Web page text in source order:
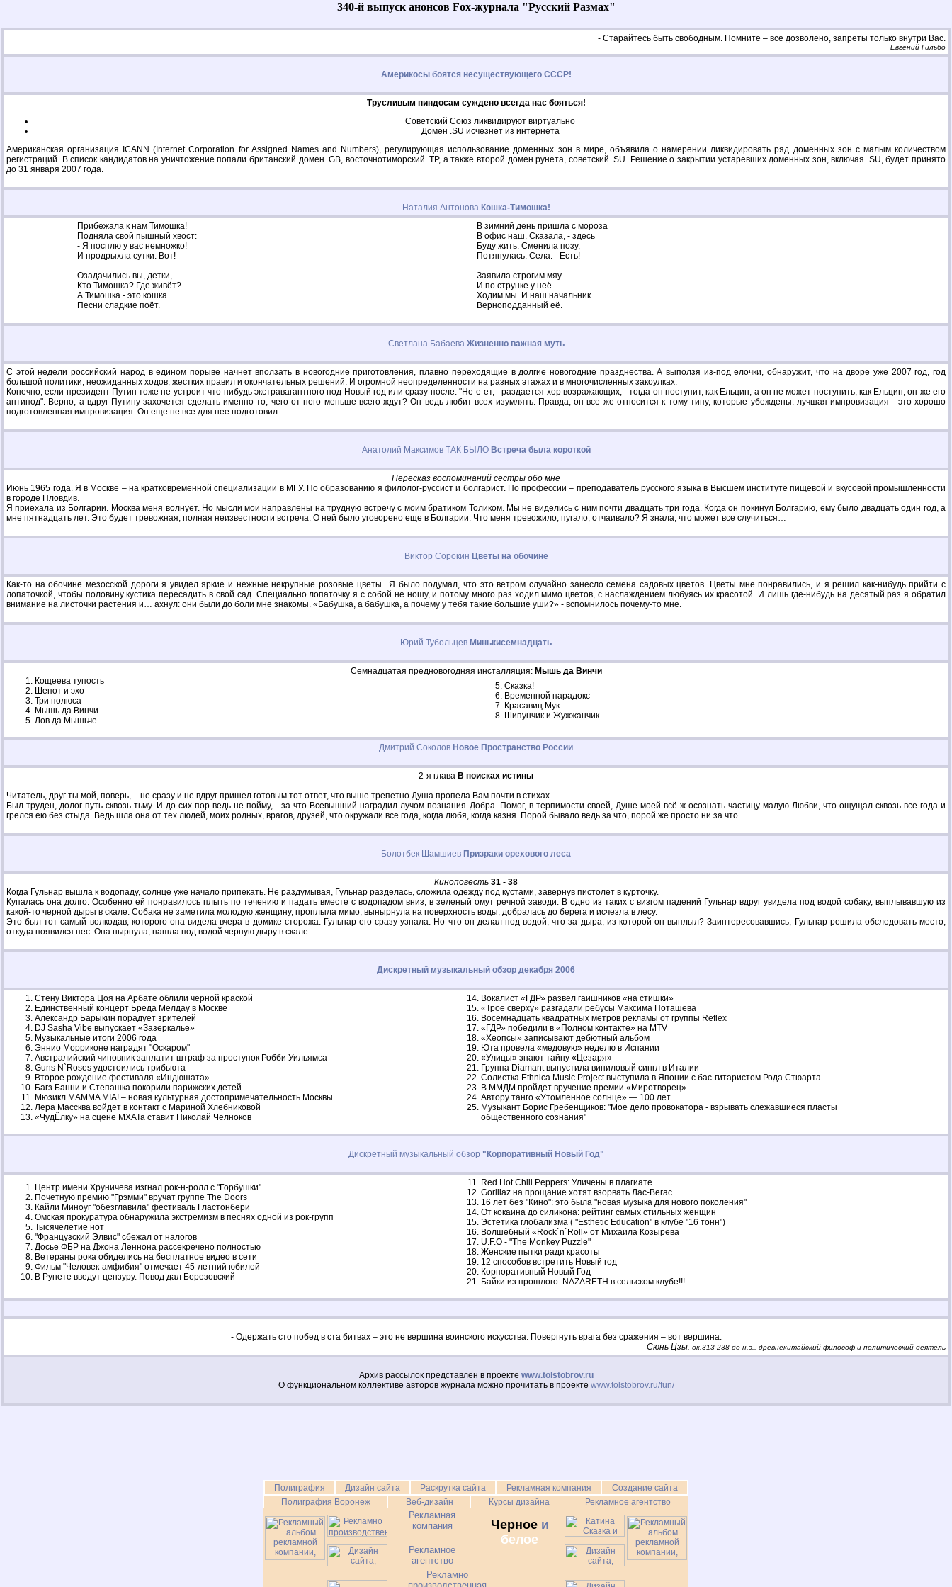
340-й выпуск анонсов Fox-журнала "Русский Размах"
- Старайтесь быть свободным. Помните – все дозволено, запреты только внутри Вас.
Евгений Гильбо
Америкосы боятся несуществующего СССР!
Трусливым пиндосам суждено всегда нас бояться!
Советский Союз ликвидируют виртуально
Домен .SU исчезнет из интернета
Американская организация ICANN (Internet Corporation for Assigned Names and Numbers), регулирующая использование доменных зон в мире, объявила о намерении ликвидировать ряд доменных зон с малым количеством
регистраций. В список кандидатов на уничтожение попали британский домен .GB, восточнотиморский .TP, а также второй домен рунета, советский .SU. Решение о закрытии устаревших доменных зон, включая .SU, будет принято
до 31 января 2007 года.
Наталия Антонова Кошка-Тимошка!
Прибежала к нам Тимошка!
Подняла свой пышный хвост:
- Я посплю у вас немножко!
И продрыхла сутки. Вот!
Озадачились вы, детки,
Кто Тимошка? Где живёт?
А Тимошка - это кошка.
Песни сладкие поёт.
В зимний день пришла с мороза
В офис наш. Сказала, - здесь
Буду жить. Сменила позу,
Потянулась. Села. - Есть!
Заявила строгим мяу.
И по струнке у неё
Ходим мы. И наш начальник
Верноподданный её.
Светлана Бабаева Жизненно важная муть
С этой недели российский народ в едином порыве начнет вползать в новогодние приготовления, плавно переходящие в долгие новогодние празднества. А выползя из-под елочки, обнаружит, что на дворе уже 2007 год, год
большой политики, неожиданных ходов, жестких правил и окончательных решений. И огромной неопределенности на разных этажах и в многочисленных закоулках.
Конечно, если президент Путин тоже не устроит что-нибудь экстравагантного под Новый год или сразу после. "Не-е-ет, - раздается хор возражающих, - тогда он поступит, как Ельцин, а он не может поступить, как Ельцин, он же его
антипод". Верно, а вдруг Путину захочется сделать именно то, чего от него меньше всего ждут? Он ведь любит всех изумлять. Правда, он все же относится к тому типу, которые убеждены: лучшая импровизация - это хорошо
подготовленная импровизация. Он еще не все для нее подготовил.
Анатолий Максимов ТАК БЫЛО Встреча была короткой
Пересказ воспоминаний сестры обо мне
Июнь 1965 года. Я в Москве – на кратковременной специализации в МГУ. По образованию я филолог-руссист и болгарист. По профессии – преподаватель русского языка в Высшем институте пищевой и вкусовой промышленности
в городе Пловдив.
Я приехала из Болгарии. Москва меня волнует. Но мысли мои направлены на трудную встречу с моим братиком Толиком. Мы не виделись с ним почти двадцать три года. Когда он покинул Болгарию, ему было двадцать один год, а
мне пятнадцать лет. Это будет тревожная, полная неизвестности встреча. О ней было уговорено еще в Болгарии. Что меня тревожило, пугало, отчаивало? Я знала, что может все случиться…
Виктор Сорокин Цветы на обочине
Как-то на обочине мезосской дороги я увидел яркие и нежные некрупные розовые цветы.. Я было подумал, что это ветром случайно занесло семена садовых цветов. Цветы мне понравились, и я решил как-нибудь прийти с
лопаточкой, чтобы половину кустика пересадить в свой сад. Специально лопаточку я с собой не ношу, и потому много раз ходил мимо цветов, с наслаждением любуясь их красотой. И лишь где-нибудь на десятый раз я обратил
внимание на листочки растения и… ахнул: они были до боли мне знакомы. «Бабушка, а бабушка, а почему у тебя такие большие уши?» - вспомнилось почему-то мне.
Юрий Тубольцев Минькисемнадцать
Семнадцатая предновогодняя инсталляция: Мышь да Винчи
Кощеева тупость
Шепот и эхо
Три полюса
Мышь да Винчи
Лов да Мышьче
Сказка!
Временной парадокс
Красавиц Мук
Шипунчик и Жужжанчик
Дмитрий Соколов Новое Пространство России
2-я глава В поисках истины
Читатель, друг ты мой, поверь, – не сразу и не вдруг пришел готовым тот ответ, что выше трепетно Душа пропела Вам почти в стихах.
Был труден, долог путь сквозь тьму. И до сих пор ведь не пойму, - за что Всевышний наградил лучом познания Добра. Помог, в терпимости своей, Душе моей всё ж осознать частицу малую Любви, что ощущал сквозь все года и
грелся ею без стыда. Ведь шла она от тех людей, моих родных, врагов, друзей, что окружали все года, когда любя, когда казня. Порой бывало ведь за что, порой же просто ни за что.
Болотбек Шамшиев Призраки орехового леса
Киноповесть 31 - 38
Когда Гульнар вышла к водопаду, солнце уже начало припекать. Не раздумывая, Гульнар разделась, сложила одежду под кустами, завернув пистолет в курточку.
Купалась она долго. Особенно ей понравилось плыть по течению и падать вместе с водопадом вниз, в зеленый омут речной заводи. В одно из таких с визгом падений Гульнар вдруг увидела под водой собаку, выплывавшую из
какой-то черной дыры в скале. Собака не заметила молодую женщину, проплыла мимо, вынырнула на поверхность воды, добралась до берега и исчезла в лесу.
Это был тот самый волкодав, которого она видела вчера в домике сторожа. Гульнар его сразу узнала. Но что он делал под водой, что за дыра, из которой он выплыл? Заинтересовавшись, Гульнар решила обследовать место,
откуда появился пес. Она нырнула, нашла под водой черную дыру в скале.
Дискретный музыкальный обзор декабря 2006
Стену Виктора Цоя на Арбате облили черной краской
Единственный концерт Бреда Мелдау в Москве
Александр Барыкин порадует зрителей
DJ Sasha Vibe выпускает «Зазеркалье»
Музыкальные итоги 2006 года
Эннио Морриконе наградят "Оскаром"
Австралийский чиновник заплатит штраф за проступок Робби Уильямса
Guns N`Roses удостоились трибьюта
Второе рождение фестиваля «Индюшата»
Багз Банни и Степашка покорили парижских детей
Мюзикл MAMMA MIA! – новая культурная достопримечательность Москвы
Лера Массква войдет в контакт с Мариной Хлебниковой
«ЧудЁлку» на сцене МХАТа ставит Николай Челноков
Вокалист «ГДР» развел гаишников «на стишки»
«Трое сверху» разгадали ребусы Максима Поташева
Восемнадцать квадратных метров рекламы от группы Reflex
«ГДР» победили в «Полном контакте» на MTV
«Хеопсы» записывают дебютный альбом
Юта провела «медовую» неделю в Испании
«Улицы» знают тайну «Цезаря»
Группа Diamant выпустила виниловый сингл в Италии
Солистка Ethnica Music Project выступила в Японии с бас-гитаристом Рода Стюарта
В ММДМ пройдет вручение премии «Миротворец»
Автору танго «Утомленное солнце» — 100 лет
Музыкант Борис Гребенщиков: "Мое дело провокатора - взрывать слежавшиеся пласты
общественного сознания"
Дискретный музыкальный обзор "Корпоративный Новый Год"
Центр имени Хруничева изгнал рок-н-ролл с "Горбушки"
Почетную премию "Грэмми" вручат группе The Doors
Кайли Миноуг "обезглавила" фестиваль Гластонбери
Омская прокуратура обнаружила экстремизм в песнях одной из рок-групп
Тысячелетие нот
"Французский Элвис" сбежал от налогов
Досье ФБР на Джона Леннона рассекречено полностью
Ветераны рока обиделись на бесплатное видео в сети
Фильм "Человек-амфибия" отмечает 45-летний юбилей
В Рунете введут цензуру. Повод дал Березовский
Red Hot Chili Peppers: Уличены в плагиате
Gorillaz на прощание хотят взорвать Лас-Вегас
16 лет без "Кино": это была "новая музыка для нового поколения"
От кокаина до силикона: рейтинг самых стильных женщин
Эстетика глобализма ( "Esthetic Education" в клубе "16 тонн")
Волшебный «Rock`n`Roll» от Михаила Козырева
U.F.O - "The Monkey Puzzle"
Женские пытки ради красоты
12 способов встретить Новый год
Корпоративный Новый Год
Байки из прошлого: NAZARETH в сельском клубе!!!
- Одержать сто побед в ста битвах – это не вершина воинского искусства. Повергнуть врага без сражения – вот вершина.
Сюнь Цзы , ок.313-238 до н.э., древнекитайский философ и политический деятель
Архив рассылок представлен в проекте www.tolstobrov.ru
О функциональном коллективе авторов журнала можно прочитать в проекте www.tolstobrov.ru/fun/
Полиграфия Дизайн сайта Раскрутка сайта Рекламная компания
Создание сайта
Полиграфия Воронеж
Веб-дизайн Курсы дизайна Рекламное агентство
Рекламная
компания
Черное и
белое
Рекламное
агентство
Рекламно